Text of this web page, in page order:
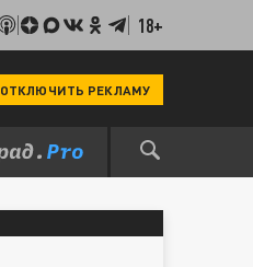
18+
ОТКЛЮЧИТЬ РЕКЛАМУ